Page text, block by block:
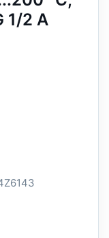
1/2 А